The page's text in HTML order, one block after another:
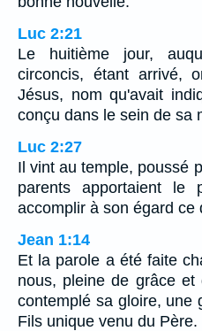
Luc 2:21
Le huitième jour,
circoncis, étant arrivé,
Jésus, nom qu'avait
conçu dans le sein de sa
Luc 2:27
Il vint au temple, poussé
parents apportaient le
accomplir à son égard ce
Jean 1:14
Et la parole a été faite
nous, pleine de grâce
contemplé sa gloire, une
Fils unique venu du Père.